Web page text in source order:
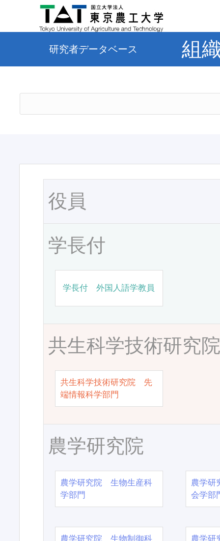
研究者データベース 組
役員
学長付
学長付 外国人語学教員
共生科学技術研究
共生科学技術研究院 先
端情報科学部門
農学研究院
農学研究院 生物生産科
学部門
農学
会学部
農学研究院 生物制御科
農学